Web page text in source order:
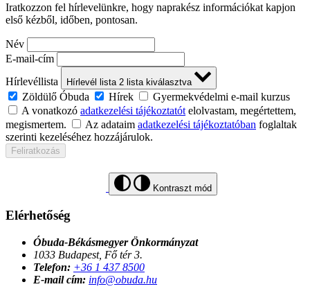
Iratkozzon fel hírlevelünkre, hogy naprakész információkat kapjon
első kézből, időben, pontosan.
Név
E-mail-cím
Hírlevéllista
Hírlevél lista 2 lista kiválasztva
Zöldülő Óbuda Hírek
Gyermekvédelmi e-mail kurzus
A vonatkozó adatkezelési tájékoztatót elolvastam, megértettem,
megismertem.
Az adataim adatkezelési tájékoztatóban foglaltak
szerinti kezeléséhez hozzájárulok.
Feliratkozás
Kontraszt mód
Elérhetőség
Óbuda-Békásmegyer Önkormányzat
1033 Budapest, Fő tér 3.
Telefon: +36 1 437 8500
E-mail cím: info@obuda.hu